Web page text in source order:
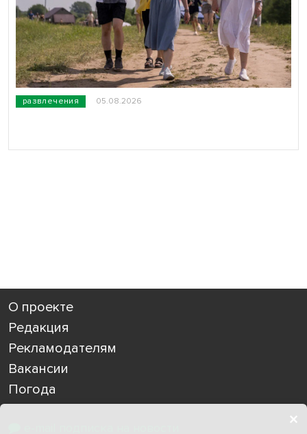
развлечения 05.08.2026
О проекте
Редакция
Рекламодателям
Вакансии
Погода